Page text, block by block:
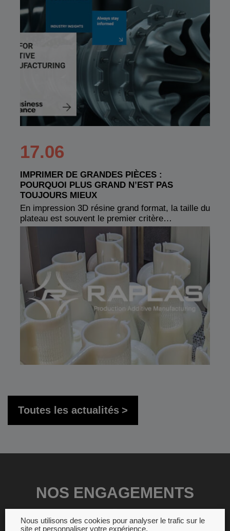
17.06
IMPRIMER DE GRANDES PIÈCES :
POURQUOI PLUS GRAND N’EST PAS
TOUJOURS MIEUX
En impression 3D résine grand format, la taille du
plateau est souvent le premier critère…
Toutes les actualités
NOS ENGAGEMENTS
Nous utilisons des cookies pour analyser le trafic sur le
site et personnaliser votre expérience.